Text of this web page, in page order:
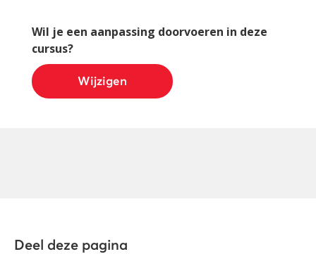
Wil je een aanpassing doorvoeren in deze
cursus?
Wijzigen
Deel deze pagina